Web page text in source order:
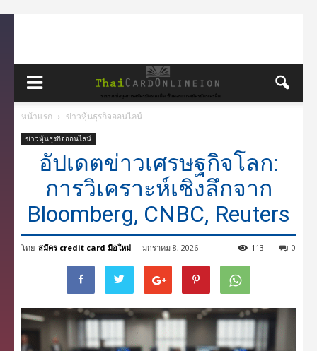
หน้าแรก ข่าวหุ้นธุรกิจออนไลน์
ข่าวหุ้นธุรกิจออนไลน์
อัปเดตข่าวเศรษฐกิจโลก:
การวิเคราะห์เชิงลึกจาก
Bloomberg, CNBC, Reuters
โดย สมัคร credit card มือใหม่ - มกราคม 8, 2026 0
113